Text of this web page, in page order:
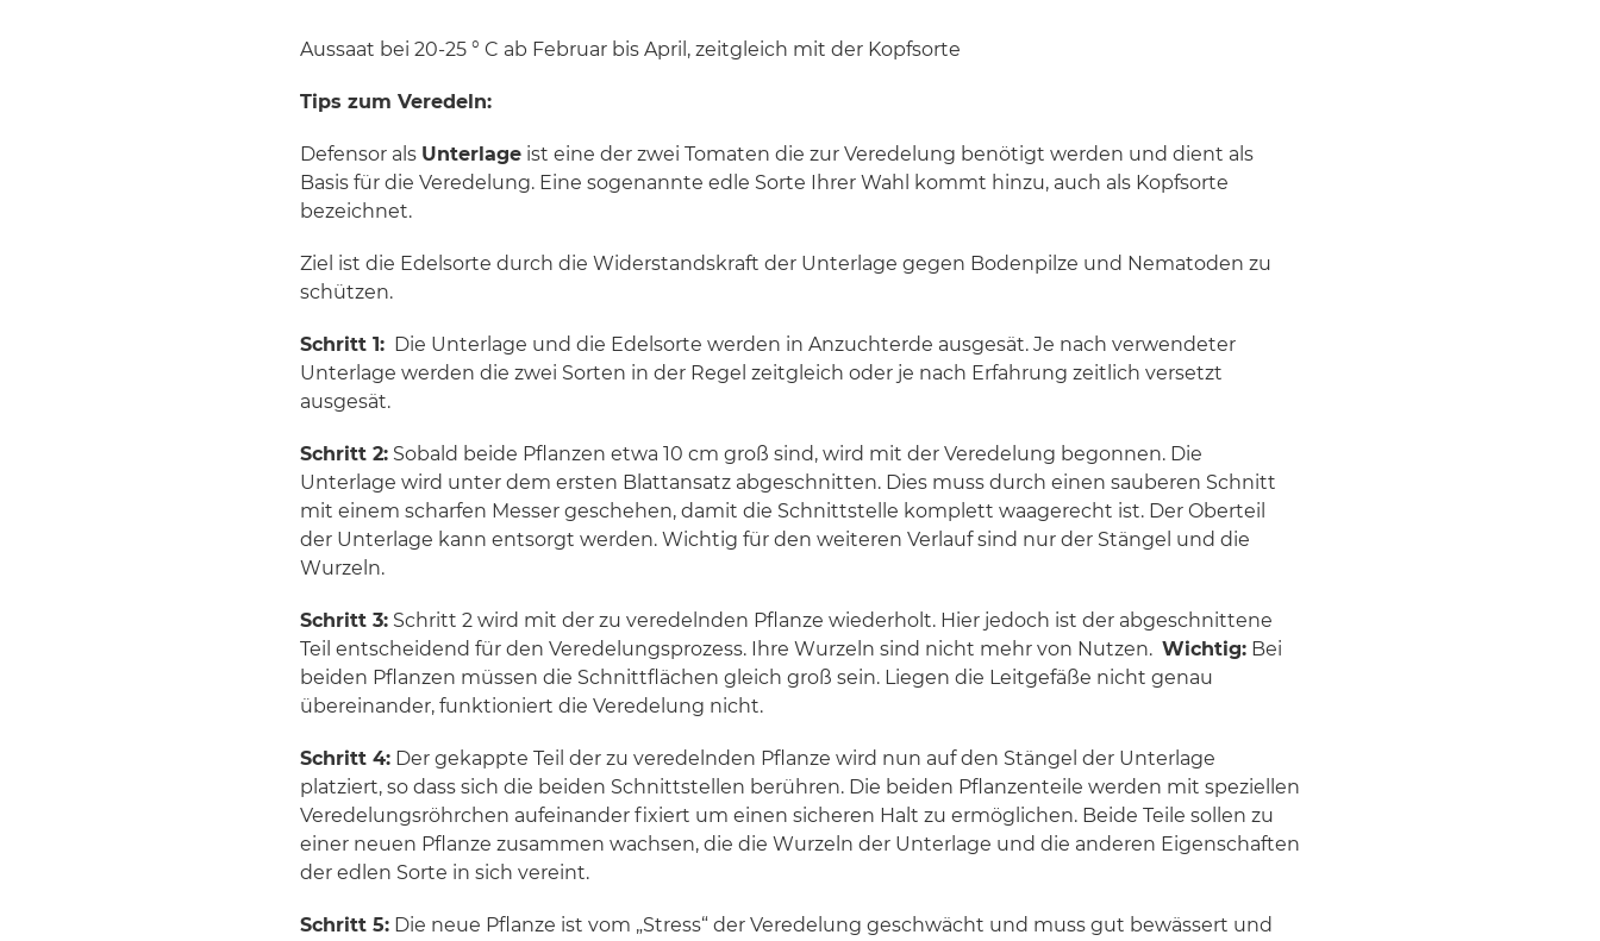
Aussaat bei 20-25 ° C ab Februar bis April, zeitgleich mit der Kopfsorte
Tips zum Veredeln:
Defensor als Unterlage ist eine der zwei Tomaten die zur Veredelung benötigt werden und dient als
Basis für die Veredelung. Eine sogenannte edle Sorte Ihrer Wahl kommt hinzu, auch als Kopfsorte
bezeichnet.
Ziel ist die Edelsorte durch die Widerstandskraft der Unterlage gegen Bodenpilze und Nematoden zu
schützen.
Schritt 1: Die Unterlage und die Edelsorte werden in Anzuchterde ausgesät. Je nach verwendeter
Unterlage werden die zwei Sorten in der Regel zeitgleich oder je nach Erfahrung zeitlich versetzt
ausgesät.
Schritt 2: Sobald beide Pflanzen etwa 10 cm groß sind, wird mit der Veredelung begonnen. Die
Unterlage wird unter dem ersten Blattansatz abgeschnitten. Dies muss durch einen sauberen Schnitt
mit einem scharfen Messer geschehen, damit die Schnittstelle komplett waagerecht ist. Der Oberteil
der Unterlage kann entsorgt werden. Wichtig für den weiteren Verlauf sind nur der Stängel und die
Wurzeln.
Schritt 3: Schritt 2 wird mit der zu veredelnden Pflanze wiederholt. Hier jedoch ist der abgeschnittene
Teil entscheidend für den Veredelungsprozess. Ihre Wurzeln sind nicht mehr von Nutzen. Wichtig: Bei
beiden Pflanzen müssen die Schnittflächen gleich groß sein. Liegen die Leitgefäße nicht genau
übereinander, funktioniert die Veredelung nicht.
Schritt 4: Der gekappte Teil der zu veredelnden Pflanze wird nun auf den Stängel der Unterlage
platziert, so dass sich die beiden Schnittstellen berühren. Die beiden Pflanzenteile werden mit speziellen
Veredelungsröhrchen aufeinander fixiert um einen sicheren Halt zu ermöglichen. Beide Teile sollen zu
einer neuen Pflanze zusammen wachsen, die die Wurzeln der Unterlage und die anderen Eigenschaften
der edlen Sorte in sich vereint.
Schritt 5: Die neue Pflanze ist vom „Stress“ der Veredelung geschwächt und muss gut bewässert und